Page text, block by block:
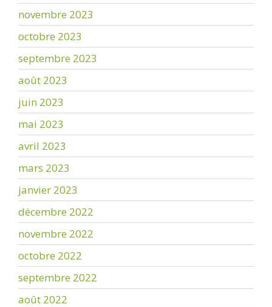
novembre 2023
octobre 2023
septembre 2023
août 2023
juin 2023
mai 2023
avril 2023
mars 2023
janvier 2023
décembre 2022
novembre 2022
octobre 2022
septembre 2022
août 2022